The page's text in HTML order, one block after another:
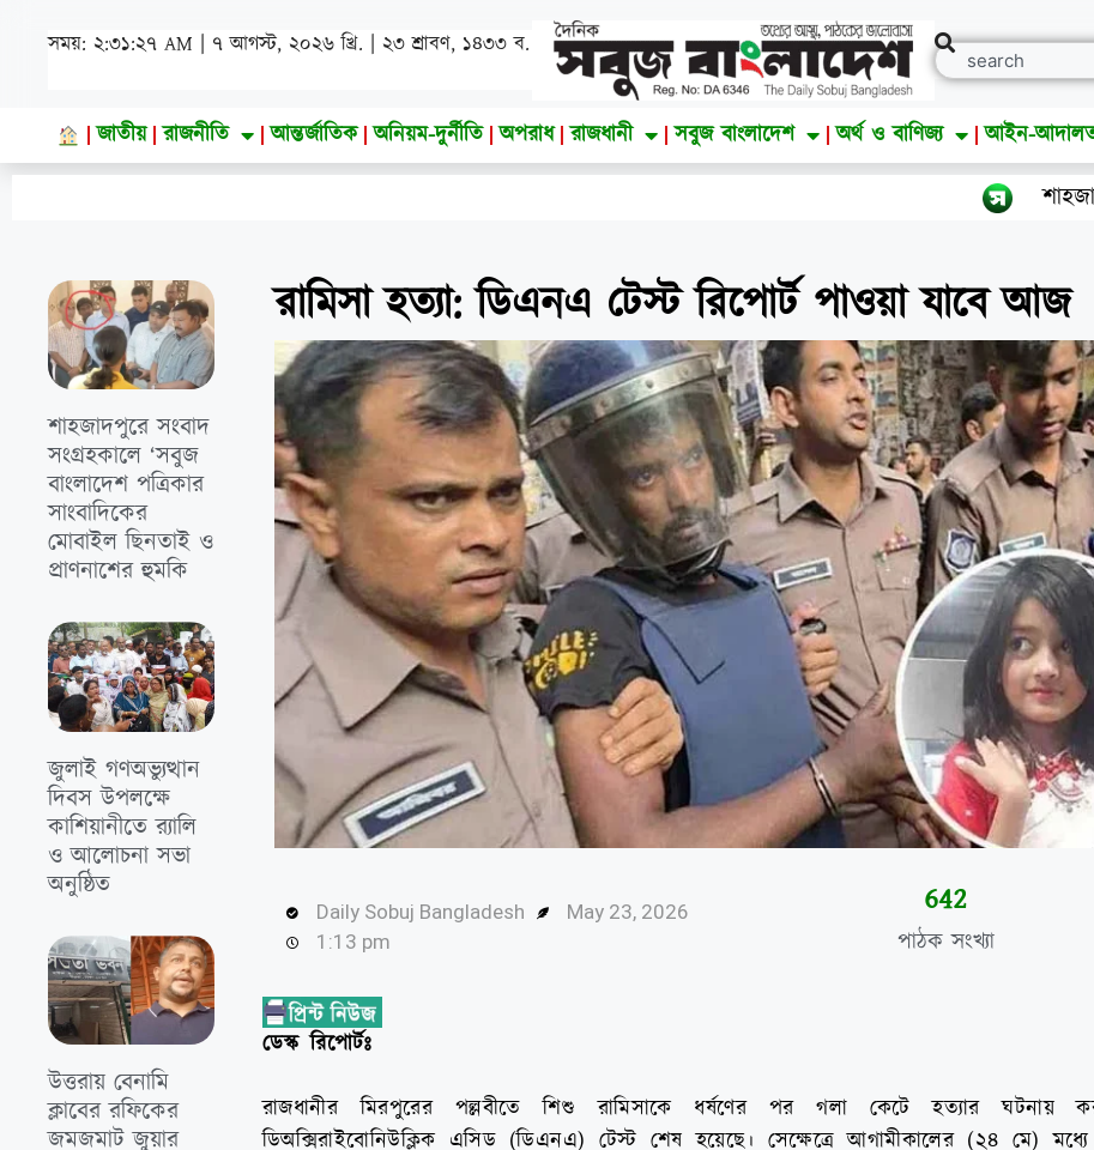
সময়: ২:৩১:২৮ AM | ৭ আগস্ট, ২০২৬ খ্রি. | ২৩ শ্রাবণ, ১৪৩৩ ব.
জাতীয় রাজনীতি আন্তর্জাতিক অনিয়ম-দুর্নীতি অপরাধ রাজধানী সবুজ বাংলাদেশ অর্থ ও বাণিজ্য আইন-
শাহজাদপুরে
শাহজাদপুরে সংবাদ
সংগ্রহকালে ‘সবুজ
বাংলাদেশ পত্রিকার
সাংবাদিকের
মোবাইল ছিনতাই ও
প্রাণনাশের হুমকি
জুলাই গণঅভ্যুত্থান
দিবস উপলক্ষে
কাশিয়ানীতে র‍্যালি
ও আলোচনা সভা
অনুষ্ঠিত
উত্তরায় বেনামি
ক্লাবের রফিকের
জমজমাট জুয়ার
রামিসা হত্যা: ডিএনএ টেস্ট রিপোর্ট পাওয়া যাবে আজ
Daily Sobuj Bangladesh
May 23, 2026
1:13 pm
পাঠক সংখ্যা
644
ডেস্ক রিপোর্টঃ
রাজধানীর মিরপুরের পল্লবীতে শিশু রামিসাকে ধর্ষণের পর গলা কেটে হত্যার ঘটনায়
ডিঅক্সিরাইবোনিউক্লিক এসিড (ডিএনএ) টেস্ট শেষ হয়েছে। সেক্ষেত্রে আগামীকালের (২৪ মে)